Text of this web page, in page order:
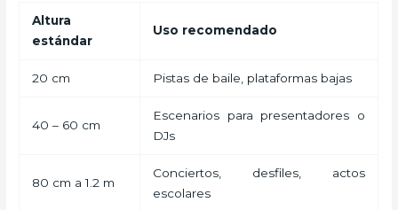
Altura
estándar
Uso recomendado
20 cm Pistas de baile, plataformas bajas
40 – 60 cm
Escenarios para presentadores o
DJs
80 cm a 1.2 m
Conciertos, desfiles, actos
escolares